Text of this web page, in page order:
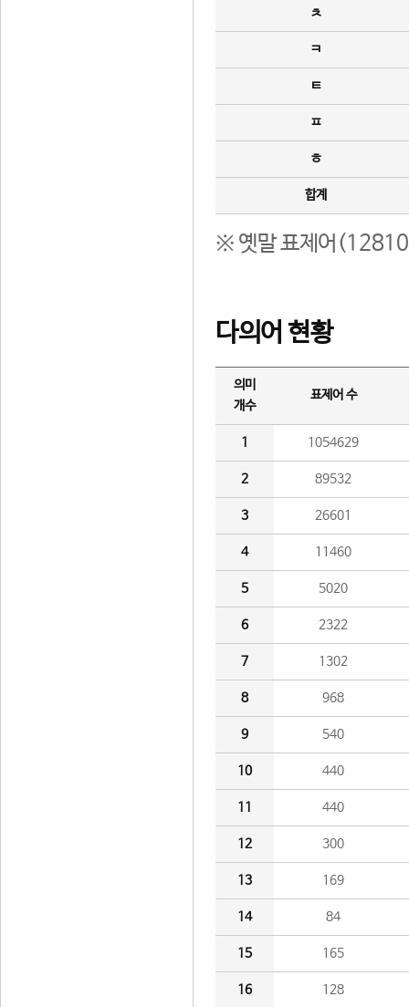
ㅊ
ㅋ
ㅌ
ㅍ
ㅎ
합계
※ 옛말 표제어(12810
다의어 현황
의미
개수
표제어 수
1 1054629
2 89532
3 26601
4 11460
5 5020
6 2322
7 1302
8 968
9 540
10 440
11 440
12 300
13 169
14 84
15 165
16 128